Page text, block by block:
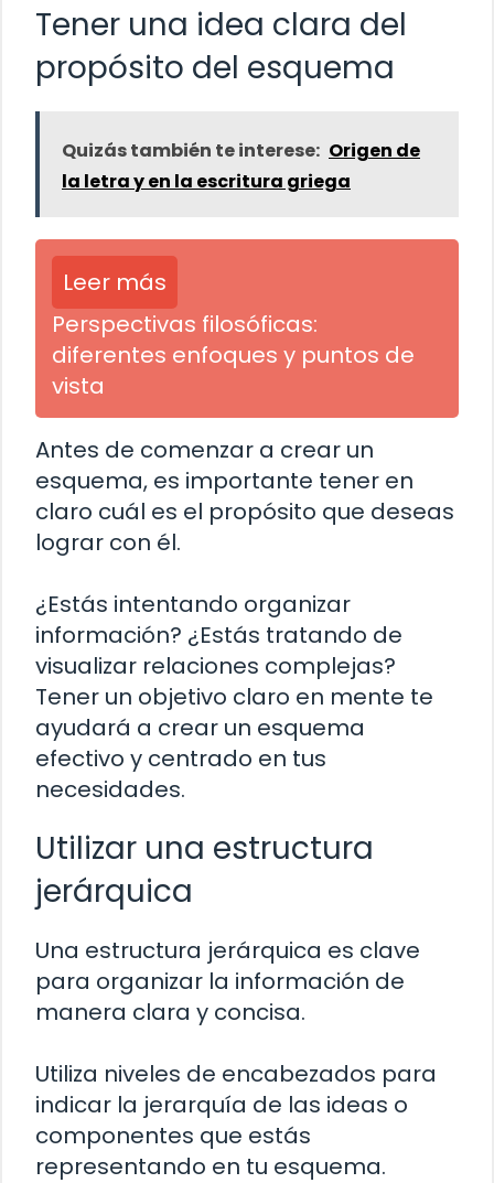
Tener una idea clara del
propósito del esquema
Quizás también te interese: Origen de
la letra y en la escritura griega
Leer más
Perspectivas filosóficas:
diferentes enfoques y puntos de
vista
Antes de comenzar a crear un
esquema, es importante tener en
claro cuál es el propósito que deseas
lograr con él.
¿Estás intentando organizar
información? ¿Estás tratando de
visualizar relaciones complejas?
Tener un objetivo claro en mente te
ayudará a crear un esquema
efectivo y centrado en tus
necesidades.
Utilizar una estructura
jerárquica
Una estructura jerárquica es clave
para organizar la información de
manera clara y concisa.
Utiliza niveles de encabezados para
indicar la jerarquía de las ideas o
componentes que estás
representando en tu esquema.